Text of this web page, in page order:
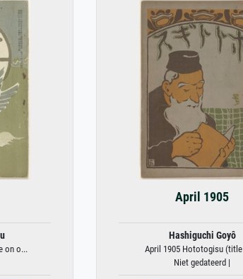
on o...
April 1905
Hashiguchi Goyô
April 1905 Hototogisu
Niet gedateerd |